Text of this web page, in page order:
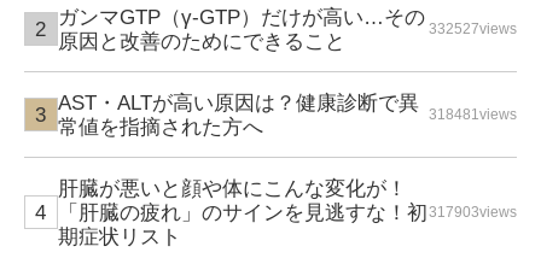
ガンマGTP（γ-GTP）だけが高い…その
原因と改善のためにできること
332527views
AST・ALTが高い原因は？健康診断で異
常値を指摘された方へ
318481views
肝臓が悪いと顔や体にこんな変化が！
「肝臓の疲れ」のサインを見逃すな！初
期症状リスト
317903views